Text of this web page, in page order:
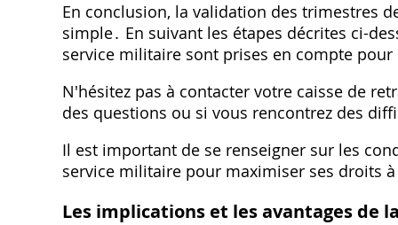
En conclusion, la validation des trimestres
simple․ En suivant les étapes décrites ci-
service militaire sont prises en compte
N'hésitez pas à contacter votre caisse de
des questions ou si vous rencontrez des
Il est important de se renseigner sur les
service militaire pour maximiser ses droits
Les implications et les avantages de